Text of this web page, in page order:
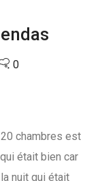
0
chambres est
était bien car
nuit qui était